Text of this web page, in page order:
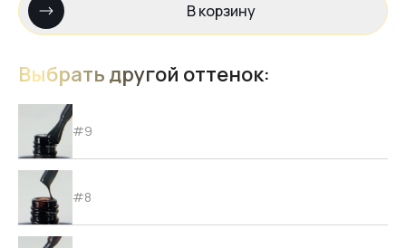
В корзину
Выбрать другой оттенок:
#9
#8